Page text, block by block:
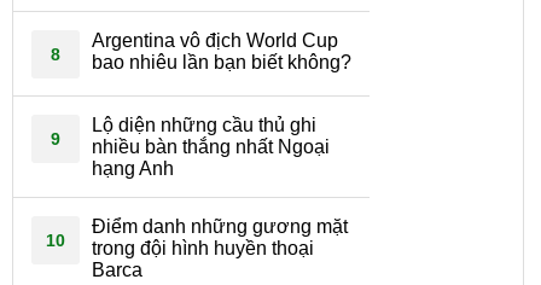
8
Argentina vô địch World Cup
bao nhiêu lần bạn biết không?
9
Lộ diện những cầu thủ ghi
nhiều bàn thắng nhất Ngoại
hạng Anh
10
Điểm danh những gương mặt
trong đội hình huyền thoại
Barca